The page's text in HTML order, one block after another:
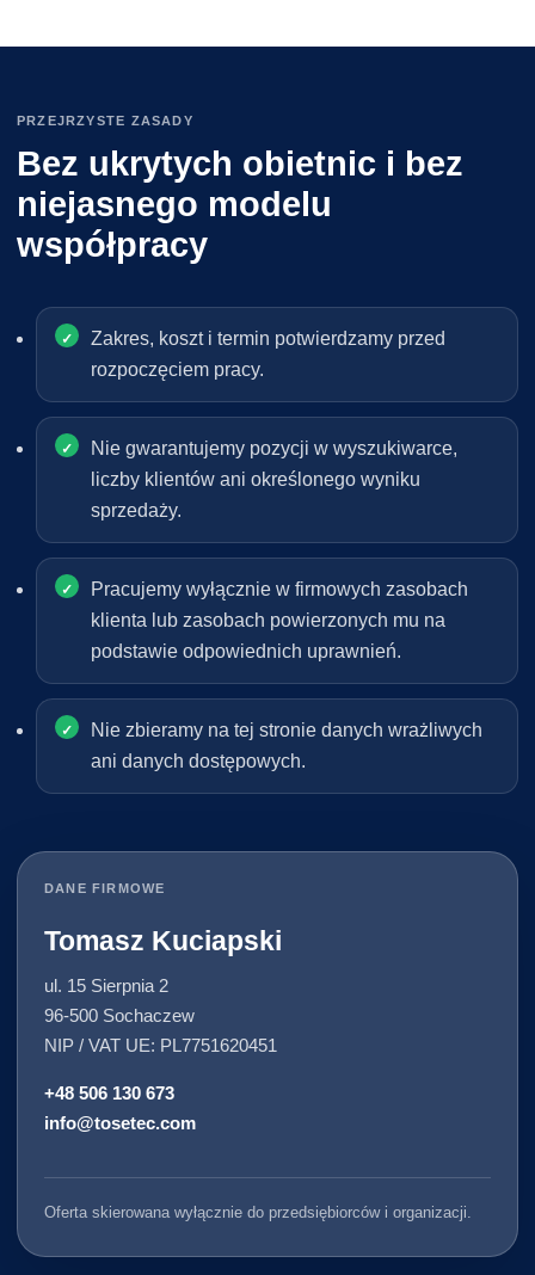
PRZEJRZYSTE ZASADY
Bez ukrytych obietnic i bez
niejasnego modelu
współpracy
Zakres, koszt i termin potwierdzamy przed
rozpoczęciem pracy.
Nie gwarantujemy pozycji w wyszukiwarce,
liczby klientów ani określonego wyniku
sprzedaży.
Pracujemy wyłącznie w firmowych zasobach
klienta lub zasobach powierzonych mu na
podstawie odpowiednich uprawnień.
Nie zbieramy na tej stronie danych wrażliwych
ani danych dostępowych.
DANE FIRMOWE
Tomasz Kuciapski
ul. 15 Sierpnia 2
96-500 Sochaczew
NIP / VAT UE: PL7751620451
+48 506 130 673
info@tosetec.com
Oferta skierowana wyłącznie do przedsiębiorców i organizacji.